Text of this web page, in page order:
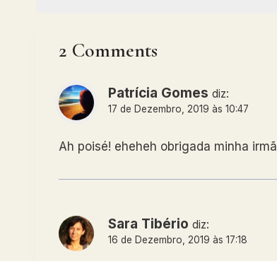
2 Comments
Patrícia Gomes diz:
17 de Dezembro, 2019 às 10:47
Ah poisé! eheheh obrigada minha irmã
Sara Tibério diz:
16 de Dezembro, 2019 às 17:18